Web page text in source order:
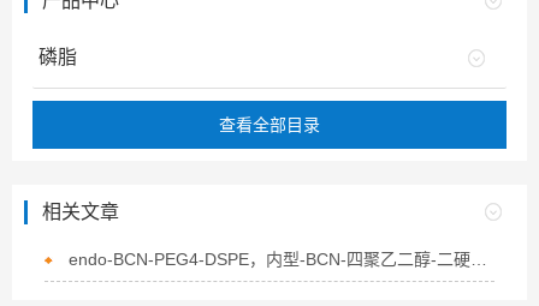
磷脂
查看全部目录
相关文章